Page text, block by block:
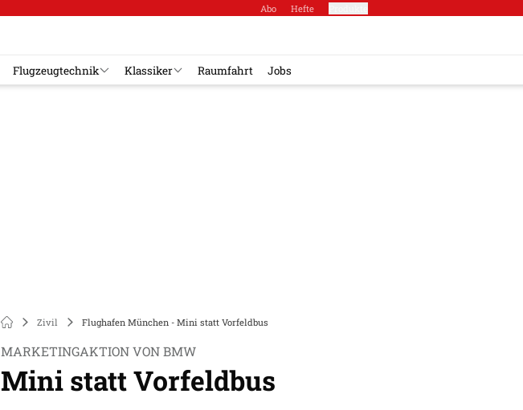
Abo Hefte
Flugzeugtechnik Klassiker Raumfahrt Jobs
Zivil Flughafen München - Mini statt Vorfeldbus
MARKETINGAKTION VON BMW
Mini statt Vorfeldbus